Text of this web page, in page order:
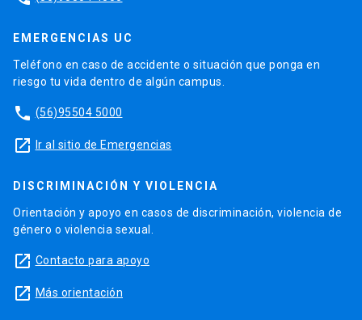
EMERGENCIAS UC
Teléfono en caso de accidente o situación que ponga en
riesgo tu vida dentro de algún campus.
phone (56)95504 5000
launch Ir al sitio de Emergencias
DISCRIMINACIÓN Y VIOLENCIA
Orientación y apoyo en casos de discriminación, violencia de
género o violencia sexual.
launch Contacto para apoyo
launch Más orientación